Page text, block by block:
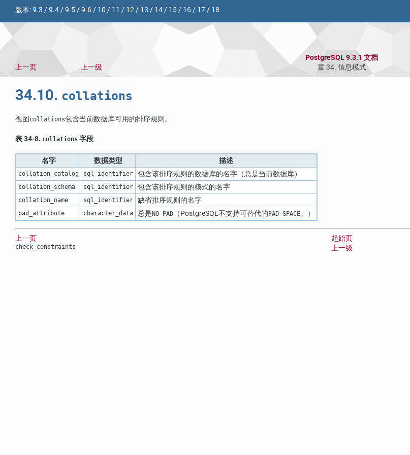
版本:9.3 /9.4/9.5/9.6/ 10 / 11 / 12/ 13 / 14/ 15/ 16/ 17/ 18
PostgreSQL 9.3.1 文档
上一页
上一级 章 34. 信息模式
34.10. collations
视图 collations包含当前数据库可用的排序规则。
表 34-8. collations 字段
名字 数据类型 描述
collation_catalog sql_identifier 包含该排序规则的数据库的名字（总是当前数据库）
collation_schema sql_identifier 包含该排序规则的模式的名字
collation_name sql_identifier 缺省排序规则的名字
pad_attribute character_data 总是 NO PAD（PostgreSQL不支持可替代的 PAD SPACE。）
上一页 起始页
check_constraints 上一级